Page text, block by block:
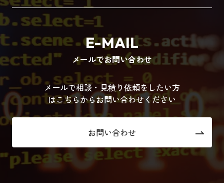
E-MAIL
メールでお問い合わせ
メールで相談・見積り依頼をしたい方
はこちらからお問い合わせください
お問い合わせ